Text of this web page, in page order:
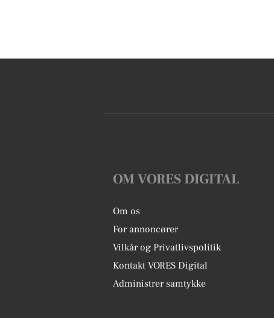
OM VORES DIGITAL
Om os
For annoncører
Vilkår og Privatlivspolitik
Kontakt VORES Digital
Administrer samtykke